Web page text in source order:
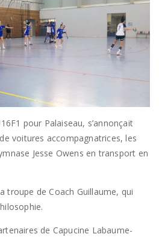
pour Palaiseau, s’annonçait
voitures accompagnatrices, les
Jesse Owens en transport en
troupe de Coach Guillaume, qui
de Capucine Labaume-